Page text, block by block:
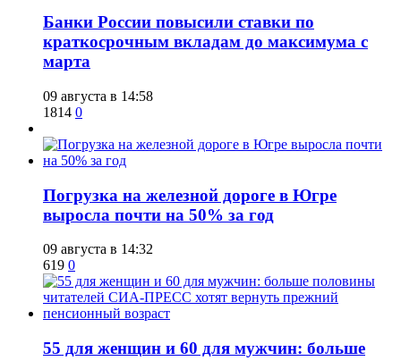
​Банки России повысили ставки по
краткосрочным вкладам до максимума с
марта
09 августа в 14:58
1814 0
​Погрузка на железной дороге в Югре
выросла почти на 50% за год
09 августа в 14:32
619 0
​55 для женщин и 60 для мужчин: больше